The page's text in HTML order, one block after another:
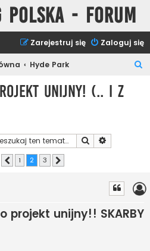
Polska - Forum
Zaloguj się
Zarejestruj się
Hyde Park
unijny! (.. i z
Szukaj
Poprzednia
1 2 3
projekt unijny!! SKARBY